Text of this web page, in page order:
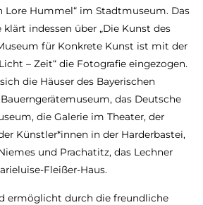
Lore Hummel“ im Stadtmuseum. Das
indessen über „Die Kunst des
für Konkrete Kunst ist mit der
– Zeit“ die Fotografie eingezogen.
die Häuser des Bayerischen
das Deutsche
die Galerie im Theater, der
Künstler*innen in der Harderbastei,
und Prachatitz, das Lechner
Fleißer-Haus.
ermöglicht durch die freundliche